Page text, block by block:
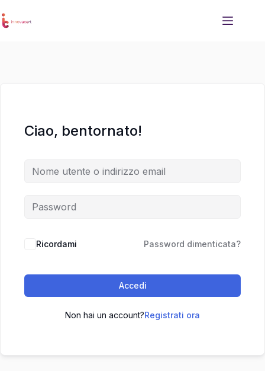
al
al
Ciao, bentornato!
Ricordami Password dimenticata?
Accedi
Non hai un account?Registrati ora